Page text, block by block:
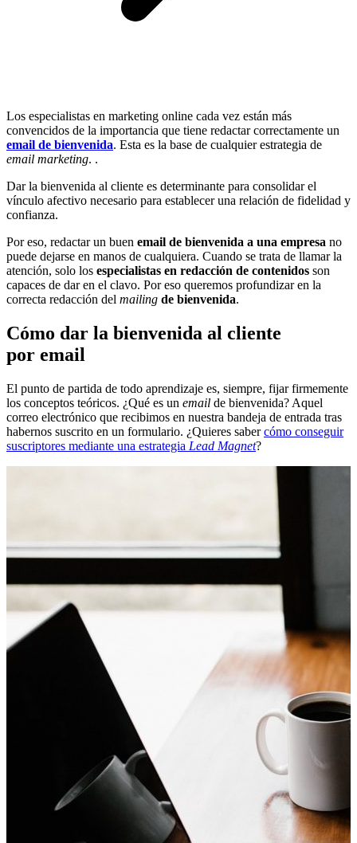
Los especialistas en marketing online cada vez están más
convencidos de la importancia que tiene redactar correctamente un
email de bienvenida. Esta es la base de cualquier estrategia de
email marketing. .
Dar la bienvenida al cliente es determinante para consolidar el
vínculo afectivo necesario para establecer una relación de fidelidad y
confianza.
Por eso, redactar un buen email de bienvenida a una empresa no
puede dejarse en manos de cualquiera. Cuando se trata de llamar la
atención, solo los especialistas en redacción de contenidos son
capaces de dar en el clavo. Por eso queremos profundizar en la
correcta redacción del mailing de bienvenida.
Cómo dar la bienvenida al cliente
por email
El punto de partida de todo aprendizaje es, siempre, fijar firmemente
los conceptos teóricos. ¿Qué es un email de bienvenida? Aquel
correo electrónico que recibimos en nuestra bandeja de entrada tras
habernos suscrito en un formulario. ¿Quieres sabercómo conseguir
suscriptores mediante una estrategia Lead Magnet?